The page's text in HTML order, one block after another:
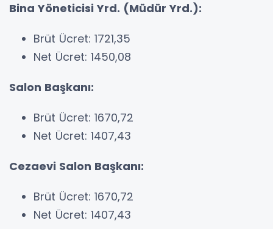
Bina Yöneticisi Yrd. (Müdür Yrd.):
Brüt Ücret: 1721,35
Net Ücret: 1450,08
Salon Başkanı:
Brüt Ücret: 1670,72
Net Ücret: 1407,43
Cezaevi Salon Başkanı:
Brüt Ücret: 1670,72
Net Ücret: 1407,43